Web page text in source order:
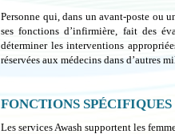
Personne qui, dans un avant-poste ou
ses fonctions d’infirmière, fait des
déterminer les interventions
réservées aux médecins dans d’autres
FONCTIONS SPÉCIFIQUES
Les services Awash supportent les